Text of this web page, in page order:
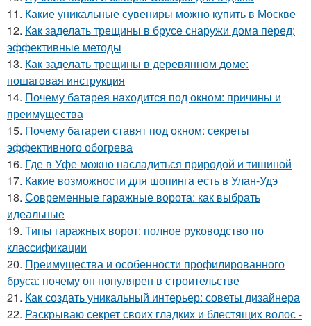
11. Какие уникальные сувениры можно купить в Москве
12. Как заделать трещины в брусе снаружи дома перед:
эффективные методы
13. Как заделать трещины в деревянном доме:
пошаговая инструкция
14. Почему батарея находится под окном: причины и
преимущества
15. Почему батареи ставят под окном: секреты
эффективного обогрева
16. Где в Уфе можно насладиться природой и тишиной
17. Какие возможности для шопинга есть в Улан-Удэ
18. Современные гаражные ворота: как выбрать
идеальные
19. Типы гаражных ворот: полное руководство по
классификации
20. Преимущества и особенности профилированного
бруса: почему он популярен в строительстве
21. Как создать уникальный интерьер: советы дизайнера
22. Раскрываю секрет своих гладких и блестящих волос -